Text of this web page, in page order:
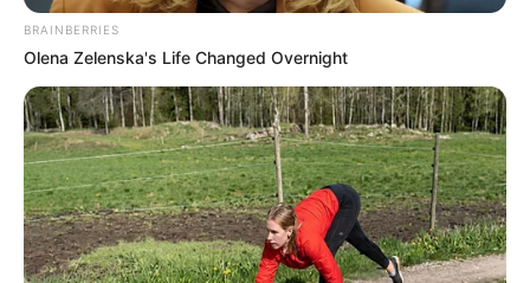
BRAINBERRIES
Olena Zelenska's Life Changed Overnight